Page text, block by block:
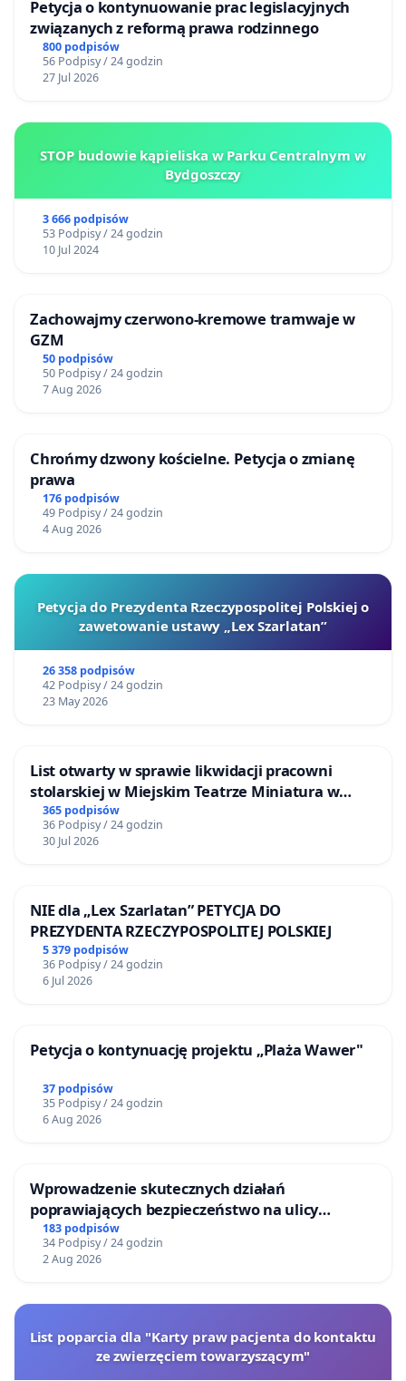
Petycja o kontynuowanie prac legislacyjnych
związanych z reformą prawa rodzinnego
800 podpisów
56 Podpisy / 24 godzin
27 Jul 2026
STOP budowie kąpieliska w Parku Centralnym w
Bydgoszczy
3 666 podpisów
53 Podpisy / 24 godzin
10 Jul 2024
Zachowajmy czerwono-kremowe tramwaje w
GZM
50 podpisów
50 Podpisy / 24 godzin
7 Aug 2026
Chrońmy dzwony kościelne. Petycja o zmianę
prawa
176 podpisów
49 Podpisy / 24 godzin
4 Aug 2026
Petycja do Prezydenta Rzeczypospolitej Polskiej o
zawetowanie ustawy „Lex Szarlatan”
26 358 podpisów
42 Podpisy / 24 godzin
23 May 2026
List otwarty w sprawie likwidacji pracowni
stolarskiej w Miejskim Teatrze Miniatura w
Gdańsku
365 podpisów
36 Podpisy / 24 godzin
30 Jul 2026
NIE dla „Lex Szarlatan” PETYCJA DO
PREZYDENTA RZECZYPOSPOLITEJ POLSKIEJ
5 379 podpisów
36 Podpisy / 24 godzin
6 Jul 2026
Petycja o kontynuację projektu „Plaża Wawer"
37 podpisów
35 Podpisy / 24 godzin
6 Aug 2026
Wprowadzenie skutecznych działań
poprawiających bezpieczeństwo na ulicy
Żeromskiego w Otwocku
183 podpisów
34 Podpisy / 24 godzin
2 Aug 2026
List poparcia dla "Karty praw pacjenta do kontaktu
ze zwierzęciem towarzyszącym"